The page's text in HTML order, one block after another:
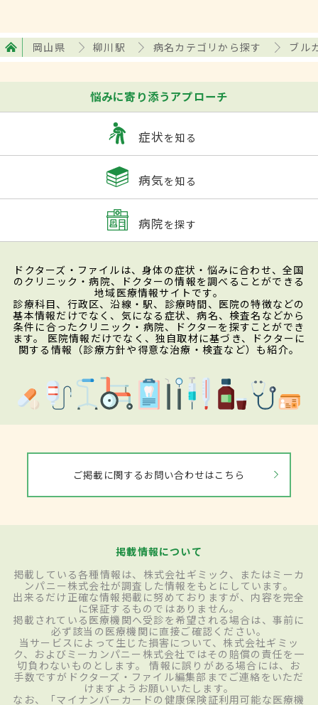
岡山県 柳川駅 病名カテゴリから探す ブル
悩みに寄り添うアプローチ
症状を知る
病気を知る
病院を探す
ドクターズ・ファイルは、身体の症状・悩みに合わせ、全国
のクリニック・病院、ドクターの情報を調べることができる
地域医療情報サイトです。
診療科目、行政区、沿線・駅、診療時間、医院の特徴などの
基本情報だけでなく、気になる症状、病名、検査名などから
条件に合ったクリニック・病院、ドクターを探すことができ
ます。 医院情報だけでなく、独自取材に基づき、ドクターに
関する情報（診療方針や得意な治療・検査など）も紹介。
ご掲載に関するお問い合わせはこちら
掲載情報について
掲載している各種情報は、株式会社ギミック、またはミーカ
ンパニー株式会社が調査した情報をもとにしています。
出来るだけ正確な情報掲載に努めておりますが、内容を完全
に保証するものではありません。
掲載されている医療機関へ受診を希望される場合は、事前に
必ず該当の医療機関に直接ご確認ください。
当サービスによって生じた損害について、株式会社ギミッ
ク、およびミーカンパニー株式会社ではその賠償の責任を一
切負わないものとします。 情報に誤りがある場合には、お
手数ですがドクターズ・ファイル編集部までご連絡をいただ
けますようお願いいたします。
なお、「マイナンバーカードの健康保険証利用可能な医療機